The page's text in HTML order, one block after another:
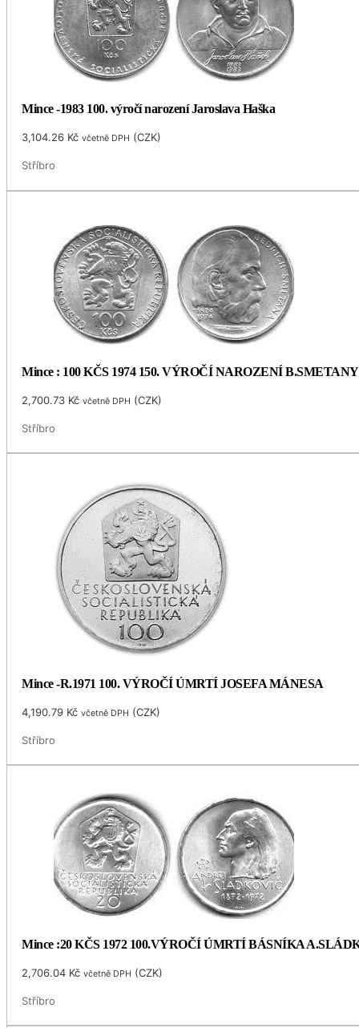
Mince -1983 100. výročí narození Jaroslava Haška
3,104.26 Kč včetně DPH (CZK)
Stříbro
Mince : 100 KČS 1974 150. VÝROČÍ NAROZENÍ B.SMETANY
2,700.73 Kč včetně DPH (CZK)
Stříbro
Mince -R.1971 100. VÝROČÍ ÚMRTÍ JOSEFA MÁNESA
4,190.79 Kč včetně DPH (CZK)
Stříbro
Mince :20 KČS 1972 100.VÝROČÍ ÚMRTÍ BÁSNÍKA
2,706.04 Kč včetně DPH (CZK)
Stříbro